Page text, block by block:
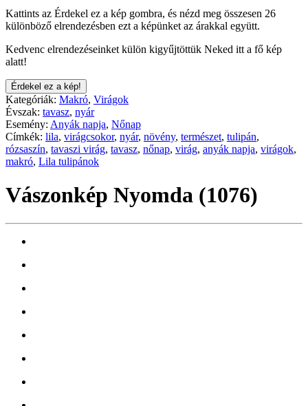
Kattints az Érdekel ez a kép gombra, és nézd meg összesen 26
különböző elrendezésben ezt a képünket az árakkal együtt.
Kedvenc elrendezéseinket külön kigyűjtöttük Neked itt a fő kép
alatt!
Érdekel ez a kép!
Kategóriák: Makró, Virágok
Évszak: tavasz, nyár
Esemény: Anyák napja, Nőnap
Címkék: lila, virágcsokor, nyár, növény, természet, tulipán,
rózsaszín, tavaszi virág, tavasz, nőnap, virág, anyák napja, virágok,
makró, Lila tulipánok
Vászonkép Nyomda (1076)